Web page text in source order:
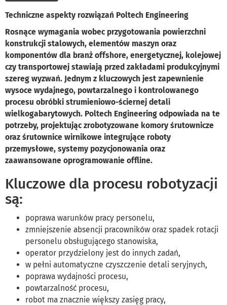
Techniczne aspekty rozwiązań Poltech Engineering
Rosnące wymagania wobec przygotowania powierzchni
konstrukcji stalowych, elementów maszyn oraz
komponentów dla branż offshore, energetycznej, kolejowej
czy transportowej stawiają przed zakładami produkcyjnymi
szereg wyzwań. Jednym z kluczowych jest zapewnienie
wysoce wydajnego, powtarzalnego i kontrolowanego
procesu obróbki strumieniowo-ściernej detali
wielkogabarytowych. Poltech Engineering odpowiada na te
potrzeby, projektując zrobotyzowane komory śrutownicze
oraz śrutownice wirnikowe integrujące roboty
przemysłowe, systemy pozycjonowania oraz
zaawansowane oprogramowanie offline.
Kluczowe dla procesu robotyzacji
są:
poprawa warunków pracy personelu,
zmniejszenie absencji pracowników oraz spadek rotacji
personelu obsługującego stanowiska,
operator przydzielony jest do innych zadań,
w pełni automatyczne czyszczenie detali seryjnych,
poprawa wydajności procesu,
powtarzalność procesu,
robot ma znacznie większy zasięg pracy,